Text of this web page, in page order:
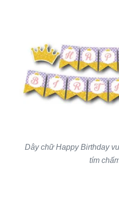
Dây chữ Happy Birthday
tím